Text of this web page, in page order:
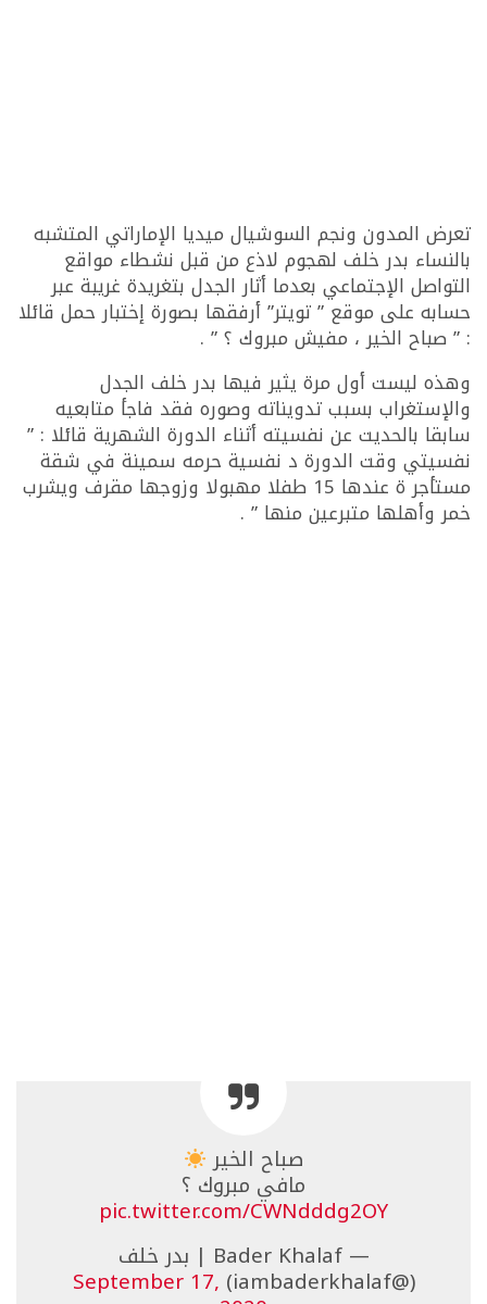
تعرض المدون ونجم السوشيال ميديا الإماراتي المتشبه
بالنساء بدر خلف لهجوم لاذع من قبل نشطاء مواقع
التواصل الإجتماعي بعدما أثار الجدل بتغريدة غريبة عبر
حسابه على موقع ” تويتر” أرفقها بصورة إختبار حمل قائلا
: ” صباح الخير ، مفيش مبروك ؟ ” .
وهذه ليست أول مرة يثير فيها بدر خلف الجدل
والإستغراب بسبب تدويناته وصوره فقد فاجأ متابعيه
سابقا بالحديت عن نفسيته أثناء الدورة الشهرية قائلا : ”
نفسيتي وقت الدورة د نفسية حرمه سمينة في شقة
مستأجر ة عندها 15 طفلا مهبولا وزوجها مقرف ويشرب
خمر وأهلها متبرعين منها ” .
صباح الخير
مافي مبروك ؟
pic.twitter.com/CWNdddg2OY
— Bader Khalaf | بدر خلف
(@iambaderkhalaf)
September 17,